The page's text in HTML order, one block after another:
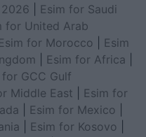
Esim for Saudi
for United Arab
Esim for Morocco
Esim
Esim for Africa
for GCC Gulf
Middle East
Esim for
Esim for Mexico
Esim for Kosovo